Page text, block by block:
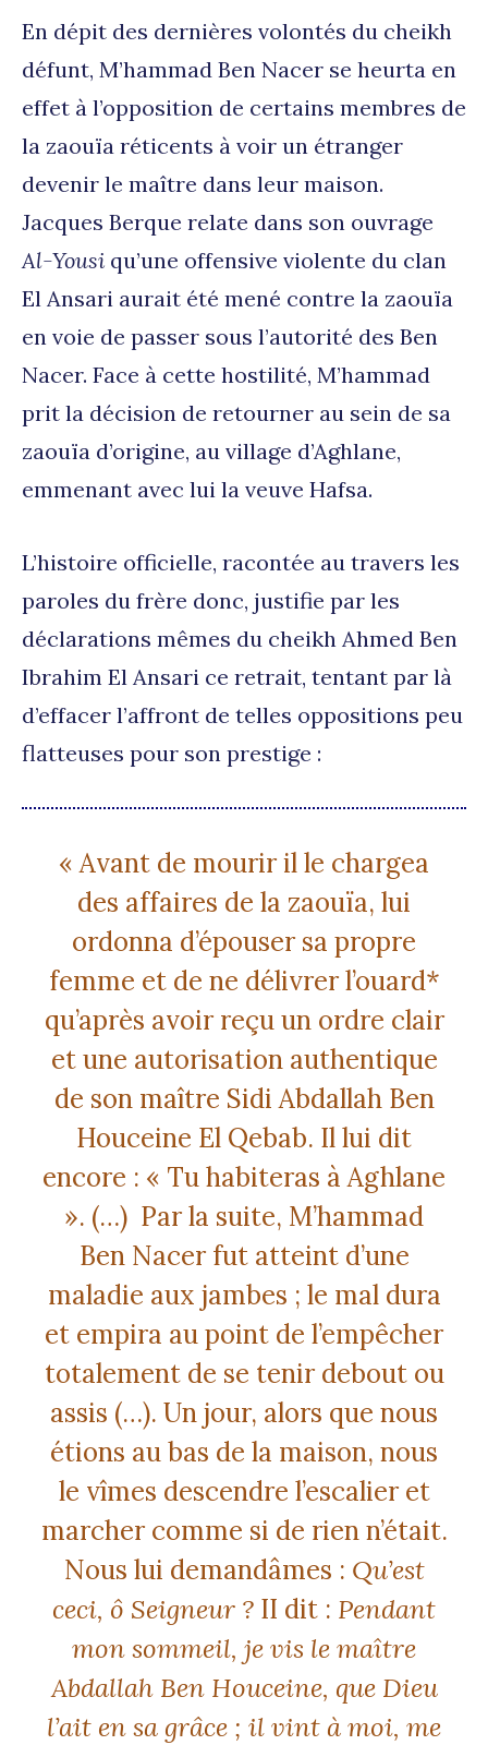
En dépit des dernières volontés du cheikh
défunt, M’hammad Ben Nacer se heurta en
effet à l’opposition de certains membres de
la zaouïa réticents à voir un étranger
devenir le maître dans leur maison.
Jacques Berque relate dans son ouvrage
Al-Yousi qu’une offensive violente du clan
El Ansari aurait été mené contre la zaouïa
en voie de passer sous l’autorité des Ben
Nacer. Face à cette hostilité, M’hammad
prit la décision de retourner au sein de sa
zaouïa d’origine, au village d’Aghlane,
emmenant avec lui la veuve Hafsa.
L’histoire officielle, racontée au travers les
paroles du frère donc, justifie par les
déclarations mêmes du cheikh Ahmed Ben
Ibrahim El Ansari ce retrait, tentant par là
d’effacer l’affront de telles oppositions peu
flatteuses pour son prestige :
« Avant de mourir il le chargea
des affaires de la zaouïa, lui
ordonna d’épouser sa propre
femme et de ne délivrer l’ouard*
qu’après avoir reçu un ordre clair
et une autorisation authentique
de son maître Sidi Abdallah Ben
Houceine El Qebab. Il lui dit
encore : « Tu habiteras à Aghlane
». (…) Par la suite, M’hammad
Ben Nacer fut atteint d’une
maladie aux jambes ; le mal dura
et empira au point de l’empêcher
totalement de se tenir debout ou
assis (…). Un jour, alors que nous
étions au bas de la maison, nous
le vîmes descendre l’escalier et
marcher comme si de rien n’était.
Nous lui demandâmes : Qu’est
ceci, ô Seigneur ? II dit : Pendant
mon sommeil, je vis le maître
Abdallah Ben Houceine, que Dieu
l’ait en sa grâce ; il vint à moi, me